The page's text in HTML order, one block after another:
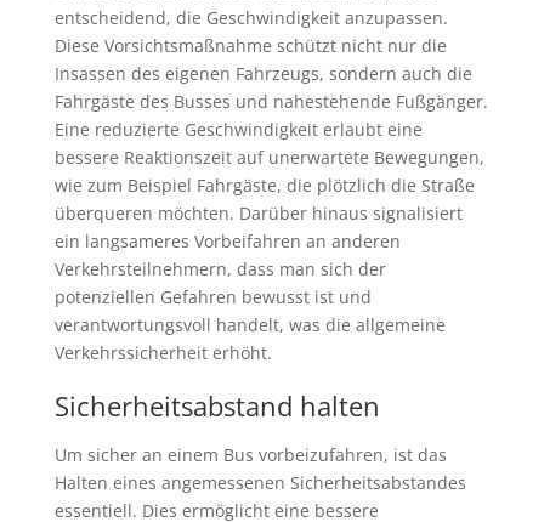
entscheidend, die Geschwindigkeit anzupassen.
Diese Vorsichtsmaßnahme schützt nicht nur die
Insassen des eigenen Fahrzeugs, sondern auch die
Fahrgäste des Busses und nahestehende Fußgänger.
Eine reduzierte Geschwindigkeit erlaubt eine
bessere Reaktionszeit auf unerwartete Bewegungen,
wie zum Beispiel Fahrgäste, die plötzlich die Straße
überqueren möchten. Darüber hinaus signalisiert
ein langsameres Vorbeifahren an anderen
Verkehrsteilnehmern, dass man sich der
potenziellen Gefahren bewusst ist und
verantwortungsvoll handelt, was die allgemeine
Verkehrssicherheit erhöht.
Sicherheitsabstand halten
Um sicher an einem Bus vorbeizufahren, ist das
Halten eines angemessenen Sicherheitsabstandes
essentiell. Dies ermöglicht eine bessere